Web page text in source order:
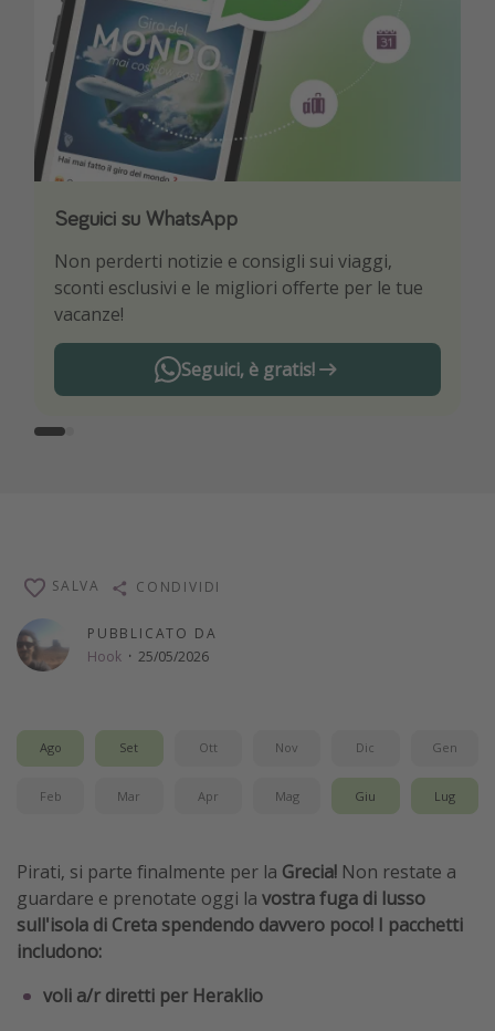
Seguici su WhatsApp
Non perderti notizie e consigli sui viaggi,
sconti esclusivi e le migliori offerte per le tue
vacanze!
Seguici, è gratis!
Scarica la nostra App
Sii il primo a conoscere le migliori offerte di
viaggio
PUBBLICATO DA
Hook · 25/05/2026
SALVA CONDIVIDI
Ago Set Ott Nov Dic Gen
Feb Mar Apr Mag Giu Lug
Pirati, si parte finalmente per la Grecia! Non restate a
guardare e prenotate oggi la vostra fuga di lusso
sull'isola di Creta spendendo davvero poco! I pacchetti
includono:
voli a/r diretti per Heraklio